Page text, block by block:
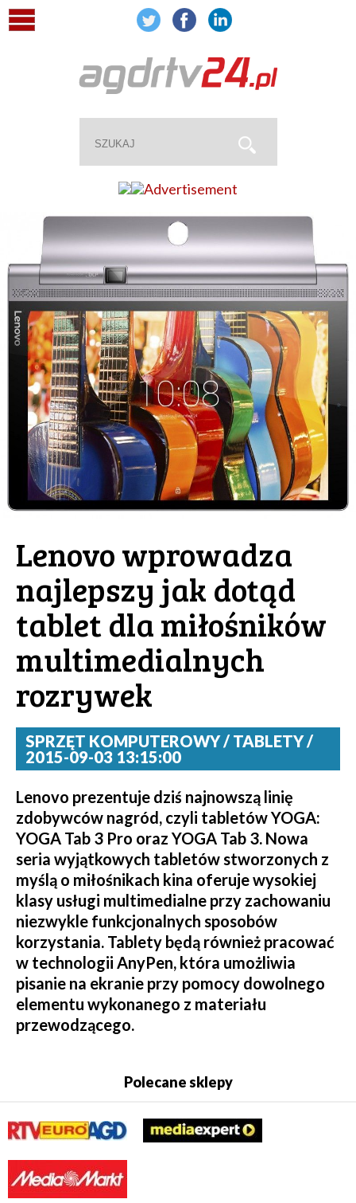
Lenovo wprowadza
najlepszy jak dotąd
tablet dla miłośników
multimedialnych
rozrywek
SPRZĘT KOMPUTEROWY / TABLETY /
2015-09-03 13:15:00
Lenovo prezentuje dziś najnowszą linię
zdobywców nagród, czyli tabletów YOGA:
YOGA Tab 3 Pro oraz YOGA Tab 3. Nowa
seria wyjątkowych tabletów stworzonych z
myślą o miłośnikach kina oferuje wysokiej
klasy usługi multimedialne przy zachowaniu
niezwykle funkcjonalnych sposobów
korzystania. Tablety będą również pracować
w technologii AnyPen, która umożliwia
pisanie na ekranie przy pomocy dowolnego
elementu wykonanego z materiału
przewodzącego.
Polecane sklepy